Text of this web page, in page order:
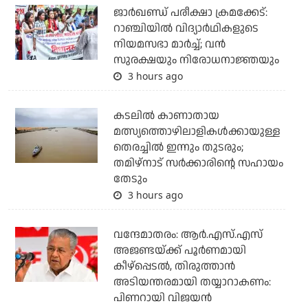
ജാര്‍ഖണ്ഡ് പരീക്ഷാ ക്രമക്കേട്:
റാഞ്ചിയില്‍ വിദ്യാര്‍ഥികളുടെ
നിയമസഭാ മാര്‍ച്ച്; വന്‍
സുരക്ഷയും നിരോധനാജ്ഞയും
3 hours ago
കടലില്‍ കാണാതായ
മത്സ്യത്തൊഴിലാളികള്‍ക്കായുള്ള
തെരച്ചില്‍ ഇന്നും തുടരും;
തമിഴ്‌നാട് സര്‍ക്കാരിന്റെ സഹായം
തേടും
3 hours ago
വന്ദേമാതരം: ആര്‍.എസ്.എസ്
അജണ്ടയ്ക്ക് പൂര്‍ണമായി
കീഴ്‌പ്പെടല്‍, തിരുത്താന്‍
അടിയന്തരമായി തയ്യാറാകണം:
പിണറായി വിജയന്‍